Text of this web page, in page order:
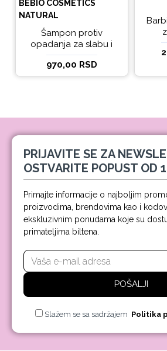
BEBIO COSMETICS
NATURAL
Šampon protiv
opadanja za slabu i
tanku kosu beBio
natural 300ml
970,00 RSD
PRIJAVITE SE ZA
OSTVARITE POPUST OD
Primajte informacije o najboljim
proizvodima, brendovima kao i
ekskluzivnim ponudama koje su
primateljima biltena.
POŠALJI
Slažem se sa sadržajem Politika